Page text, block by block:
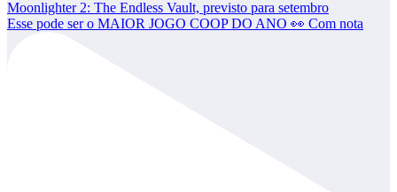
Esse pode ser o MAIOR JOGO COOP DO ANO 👀 Com nota